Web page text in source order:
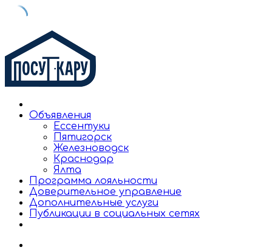
content
Объявления
Ессентуки
Пятигорск
Железноводск
Краснодар
Ялта
Программа лояльности
Доверительное управление
Дополнительные услуги
Публикации в социальных сетях